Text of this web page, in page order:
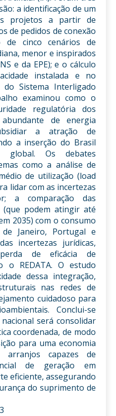
a identificação de um
projetos a partir de
de pedidos de conexão
de cinco cenários de
menor e inspirados
e da EPE); e o cálculo
instalada e no
Sistema Interligado
examinou como o
regulatória dos
de energia
a atração de
a inserção do Brasil
global. Os debates
como a análise de
de utilização (load
lidar com as incertezas
a comparação das
(que podem atingir até
2035) com o consumo
Janeiro, Portugal e
incertezas jurídicas,
de eficácia de
o REDATA. O estudo
dessa integração,
nas redes de
cuidadoso para
Conclui-se
será consolidar
coordenada, de modo
para uma economia
arranjos capazes de
de geração em
eficiente, assegurando
do suprimento de